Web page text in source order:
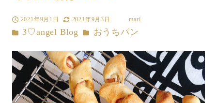
投稿日
2021年9月1日
更新日
2021年9月3日
者
mari
カテゴリー
3♡angel Blog カテゴリー
おうちパン